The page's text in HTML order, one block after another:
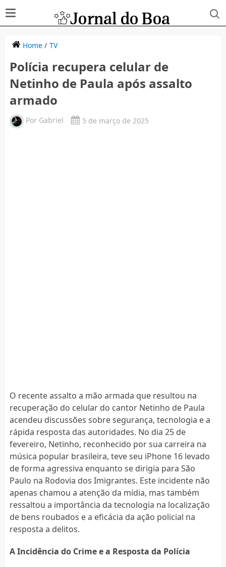
Home/ TV
Polícia recupera celular de
Netinho de Paula após assalto
armado
Por Gabriel 5 de março de 2025
O recente assalto a mão armada que resultou na
recuperação do celular do cantor Netinho de Paula
acendeu discussões sobre segurança, tecnologia e a
rápida resposta das autoridades. No dia 25 de
fevereiro, Netinho, reconhecido por sua carreira na
música popular brasileira, teve seu iPhone 16 levado
de forma agressiva enquanto se dirigia para São
Paulo na Rodovia dos Imigrantes. Este incidente não
apenas chamou a atenção da mídia, mas também
ressaltou a importância da tecnologia na localização
de bens roubados e a eficácia da ação policial na
resposta a delitos.
A Incidência do Crime e a Resposta da Polícia